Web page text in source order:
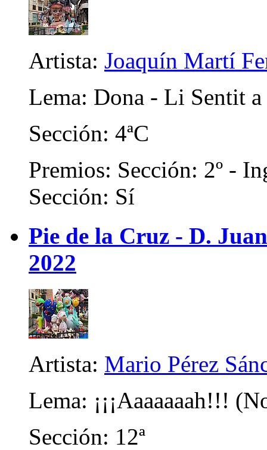
Artista: Joaquín Martí
Lema: Dona - Li Sentit
Sección: 4ªC
Premios: Sección: 2º -
Sección: Sí
Pie de la Cruz - D.
2022
Artista: Mario Pérez
Lema: ¡¡¡Aaaaaaah!!!
Sección: 12ª